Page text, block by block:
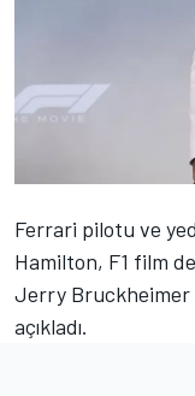
Ferrari pilotu ve
Hamilton, F1 film
Jerry Bruckheimer
açıkladı.